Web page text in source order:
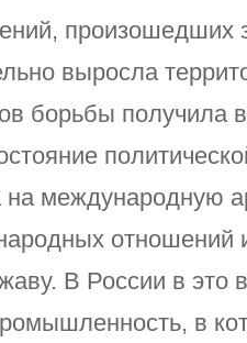
произошедших
выросла
борьбы получила
международную
отношений
В России в это
в